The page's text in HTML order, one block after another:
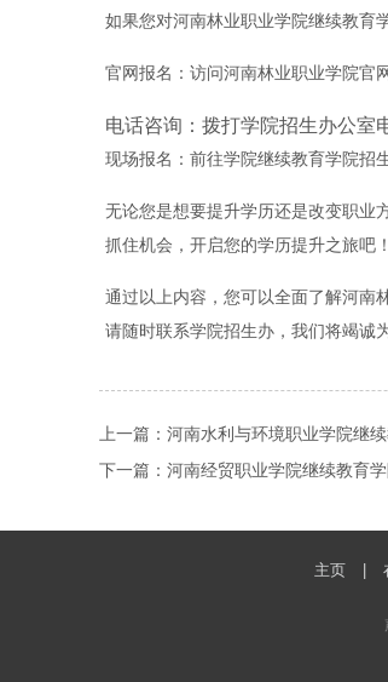
如果您对河南林业职业学院继续教育
官网报名：访问河南林业职业学院官
电话咨询：拨打学院招生办公室
现场报名：前往学院继续教育学院招
无论您是想要提升学历还是改变职业
抓住机会，开启您的学历提升之旅吧！
通过以上内容，您可以全面了解河南
请随时联系学院招生办，我们将竭诚
上一篇： 河南水利与环境职业学院继
下一篇： 河南经贸职业学院继续教育
主页